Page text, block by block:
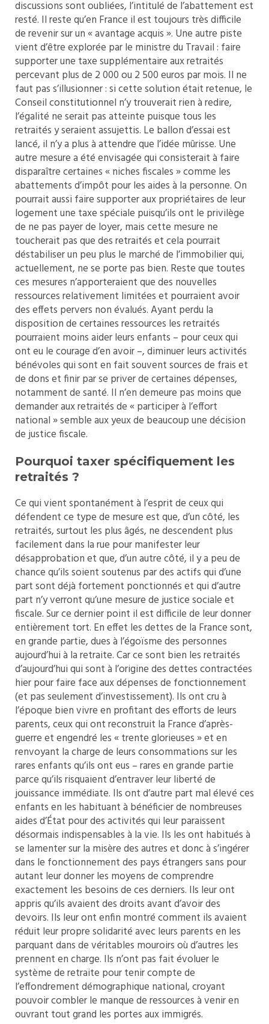
discussions sont oubliées, l’intitulé de l’abattement est
resté. Il reste qu’en France il est toujours très difficile
de revenir sur un « avantage acquis ». Une autre piste
vient d’être explorée par le ministre du Travail : faire
supporter une taxe supplémentaire aux retraités
percevant plus de 2 000 ou 2 500 euros par mois. Il ne
faut pas s’illusionner : si cette solution était retenue, le
Conseil constitutionnel n’y trouverait rien à redire,
l’égalité ne serait pas atteinte puisque tous les
retraités y seraient assujettis. Le ballon d’essai est
lancé, il n’y a plus à attendre que l’idée mûrisse. Une
autre mesure a été envisagée qui consisterait à faire
disparaître certaines « niches fiscales » comme les
abattements d’impôt pour les aides à la personne. On
pourrait aussi faire supporter aux propriétaires de leur
logement une taxe spéciale puisqu’ils ont le privilège
de ne pas payer de loyer, mais cette mesure ne
toucherait pas que des retraités et cela pourrait
déstabiliser un peu plus le marché de l’immobilier qui,
actuellement, ne se porte pas bien. Reste que toutes
ces mesures n’apporteraient que des nouvelles
ressources relativement limitées et pourraient avoir
des effets pervers non évalués. Ayant perdu la
disposition de certaines ressources les retraités
pourraient moins aider leurs enfants – pour ceux qui
ont eu le courage d’en avoir –, diminuer leurs activités
bénévoles qui sont en fait souvent sources de frais et
de dons et finir par se priver de certaines dépenses,
notamment de santé. Il n’en demeure pas moins que
demander aux retraités de « participer à l’effort
national » semble aux yeux de beaucoup une décision
de justice fiscale.
Pourquoi taxer spécifiquement les
retraités ?
Ce qui vient spontanément à l’esprit de ceux qui
défendent ce type de mesure est que, d’un côté, les
retraités, surtout les plus âgés, ne descendent plus
facilement dans la rue pour manifester leur
désapprobation et que, d’un autre côté, il y a peu de
chance qu’ils soient soutenus par des actifs qui d’une
part sont déjà fortement ponctionnés et qui d’autre
part n’y verront qu’une mesure de justice sociale et
fiscale. Sur ce dernier point il est difficile de leur donner
entièrement tort. En effet les dettes de la France sont,
en grande partie, dues à l’égoïsme des personnes
aujourd’hui à la retraite. Car ce sont bien les retraités
d’aujourd’hui qui sont à l’origine des dettes contractées
hier pour faire face aux dépenses de fonctionnement
(et pas seulement d’investissement). Ils ont cru à
l’époque bien vivre en profitant des efforts de leurs
parents, ceux qui ont reconstruit la France d’après-
guerre et engendré les « trente glorieuses » et en
renvoyant la charge de leurs consommations sur les
rares enfants qu’ils ont eus – rares en grande partie
parce qu’ils risquaient d’entraver leur liberté de
jouissance immédiate. Ils ont d’autre part mal élevé ces
enfants en les habituant à bénéficier de nombreuses
aides d’État pour des activités qui leur paraissent
désormais indispensables à la vie. Ils les ont habitués à
se lamenter sur la misère des autres et donc à s’ingérer
dans le fonctionnement des pays étrangers sans pour
autant leur donner les moyens de comprendre
exactement les besoins de ces derniers. Ils leur ont
appris qu’ils avaient des droits avant d’avoir des
devoirs. Ils leur ont enfin montré comment ils avaient
réduit leur propre solidarité avec leurs parents en les
parquant dans de véritables mouroirs où d’autres les
prennent en charge. Ils n’ont pas fait évoluer le
système de retraite pour tenir compte de
l’effondrement démographique national, croyant
pouvoir combler le manque de ressources à venir en
ouvrant tout grand les portes aux immigrés.